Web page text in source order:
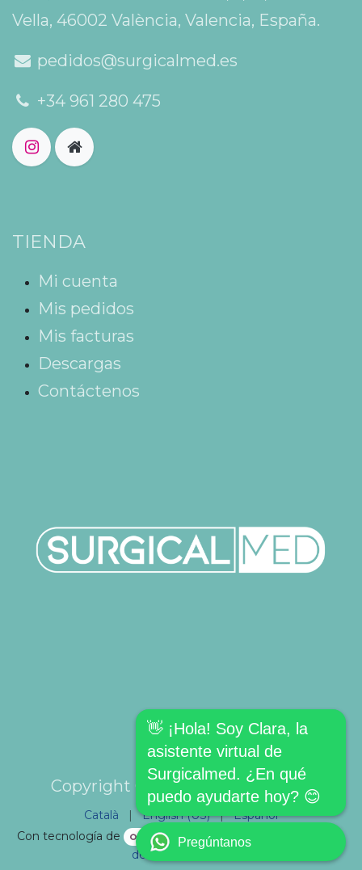
Vella, 46002 València, Valencia, España.
pedidos@surgicalmed.es
+34 961 280 475
TIENDA
Mi cuenta
Mis pedidos
Mis facturas
Descargas
Contáctenos
Copyright © SURGICALMED SL.
Català English (US) |
Español
Con tecnología de
- El mejorComercio electrónico
de código abierto
👋 ¡Hola! Soy Clara, la
asistente virtual de
Surgicalmed. ¿En qué
puedo ayudarte hoy? 😊
Pregúntanos